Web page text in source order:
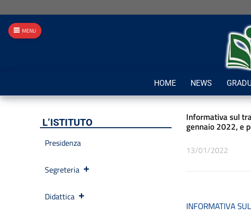
HOME NEWS
Informativa sul
gennaio 2022, e
13/01/2022
INFORMATIVA
L’ISTITUTO
Presidenza
Segreteria
Didattica
MENU